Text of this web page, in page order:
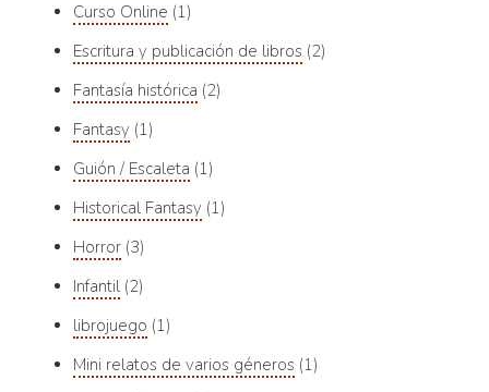
Curso Online 1
Escritura y publicación de libros 2
Fantasía histórica 2
Fantasy 1
Guión / Escaleta 1
Historical Fantasy 1
Horror 3
Infantil 2
librojuego 1
Mini relatos de varios géneros 1